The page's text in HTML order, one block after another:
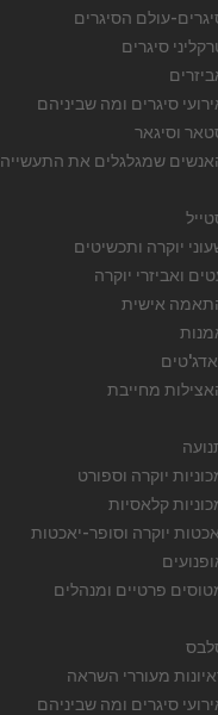
עולם הסיגרים
סיגרים
סיגרים ומה שביניהם
וסיגאר
שמגלגלים את התעשייה
יוקרה ותכשיטים
ואביזרי יוקרה
אישית
מחייבת
יוקרה וספורט
קלאסיות
יוקרה וסופר-יאכטות
פרטיים ומנהלים
מעוררי השראה
סיגרים ומה שביניהם